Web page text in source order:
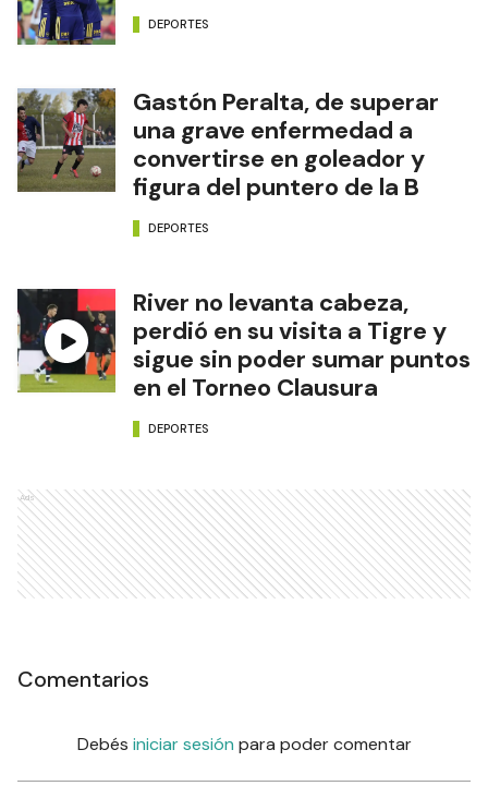
DEPORTES
Gastón Peralta, de superar
una grave enfermedad a
convertirse en goleador y
figura del puntero de la B
DEPORTES
River no levanta cabeza,
perdió en su visita a Tigre y
sigue sin poder sumar puntos
en el Torneo Clausura
DEPORTES
Ads
Comentarios
Debés iniciar sesión para poder comentar